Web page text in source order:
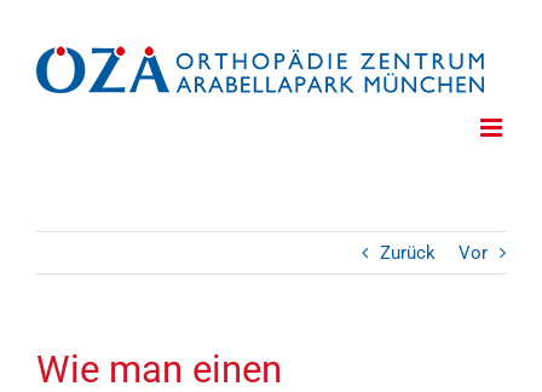
springen
Zurück Vor
Wie man einen